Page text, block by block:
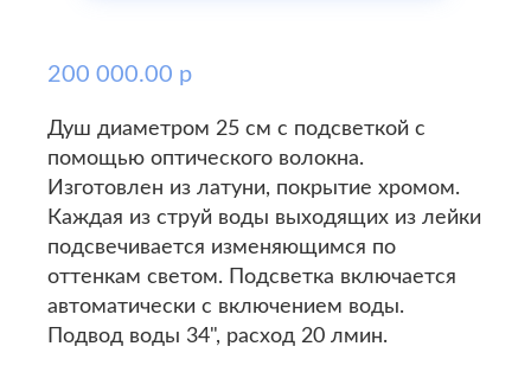
200 000.00 р
Душ диаметром 25 см с подсветкой с
помощью оптического волокна.
Изготовлен из латуни, покрытие хромом.
Каждая из струй воды выходящих из лейки
подсвечивается изменяющимся по
оттенкам светом. Подсветка включается
автоматически с включением воды.
Подвод воды 34", расход 20 лмин.